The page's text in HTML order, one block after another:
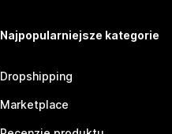
Najpopularniejsze kategorie
Dropshipping
Marketplace